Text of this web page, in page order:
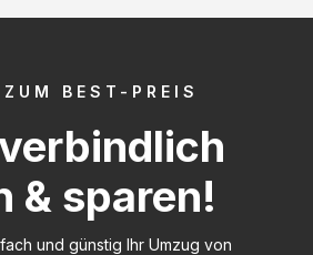
BEST-PREIS
& sparen!
und günstig Ihr Umzug von